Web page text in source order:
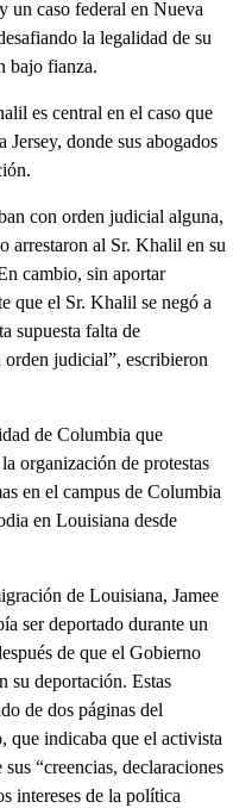
un caso federal en Nueva
la legalidad de su
bajo fianza.
es central en el caso que
Jersey, donde sus abogados
con orden judicial alguna,
arrestaron al Sr. Khalil en su
cambio, sin aportar
que el Sr. Khalil se negó a
supuesta falta de
judicial”, escribieron
de Columbia que
organización de protestas
en el campus de Columbia
en Louisiana desde
de Louisiana, Jamee
ser deportado durante un
de que el Gobierno
su deportación. Estas
de dos páginas del
que indicaba que el activista
“creencias, declaraciones
intereses de la política